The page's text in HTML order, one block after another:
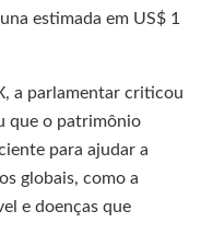
estimada em US$ 1
a parlamentar criticou
que o patrimônio
para ajudar a
globais, como a
e doenças que